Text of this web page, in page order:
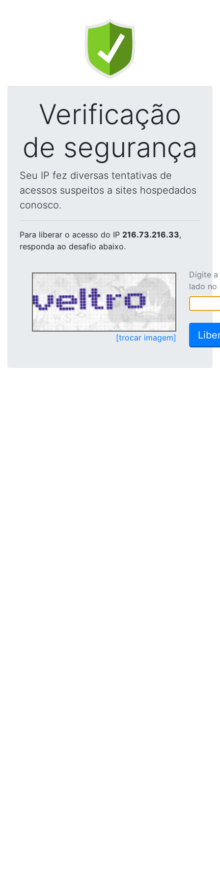
Verificação
de segurança
Seu IP fez diversas tentativas de
acessos suspeitos a sites hospedados
conosco.
Para liberar o acesso do IP 216.73.216.33,
responda ao desafio abaixo.
[trocar imagem]
Digite
lado no